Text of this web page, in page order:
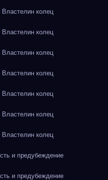
колец
колец
колец
колец
колец
колец
колец
и предубеждение
и предубеждение